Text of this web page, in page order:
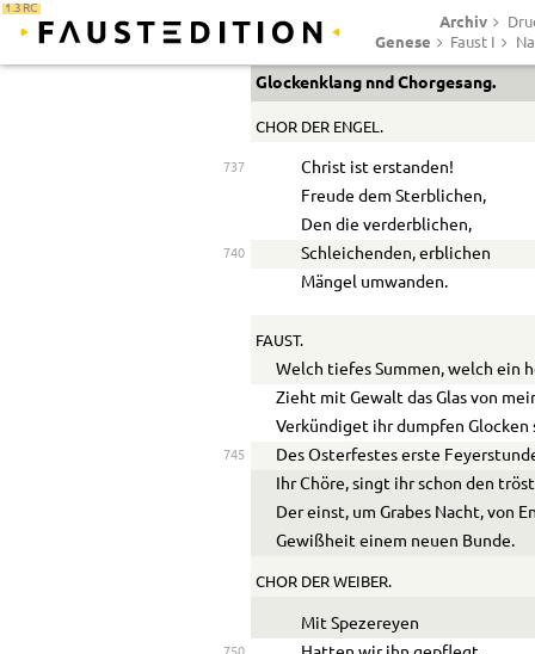
1.3 RC
Archiv
Genese Faust I
GlockenklangnndChorgesang.
CHOR DER ENGEL.
737
Christ ist erstanden!
Freude dem Sterblichen,
Den die verderblichen,
740
Schleichenden, erblichen
Mängel umwanden.
FAUST.
Welch tiefes Summen, welch ein
Zieht mit Gewalt das Glas von
Verkündiget ihr dumpfen Glocken
745
Des Osterfestes erste
Ihr Chöre, singt ihr schon den
Der einst, um Grabes Nacht, von
Gewißheit einem neuen Bunde.
CHOR DER WEIBER.
Mit Spezereyen